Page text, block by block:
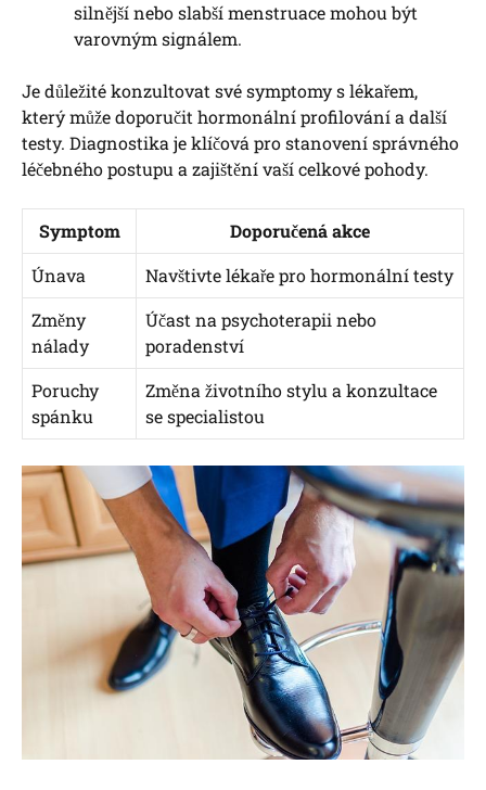
silnější nebo slabší menstruace mohou být
varovným signálem.
Je důležité konzultovat své symptomy s lékařem,
který může doporučit hormonální profilování a další
testy. Diagnostika je klíčová pro stanovení správného
léčebného postupu a zajištění vaší celkové pohody.
Symptom
Doporučená akce
Únava
Navštivte lékaře pro hormonální testy
Změny
nálady
Účast na psychoterapii nebo
poradenství
Poruchy
spánku
Změna životního stylu a konzultace
se specialistou